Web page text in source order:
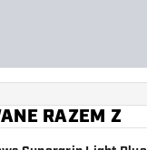
RAZEM Z